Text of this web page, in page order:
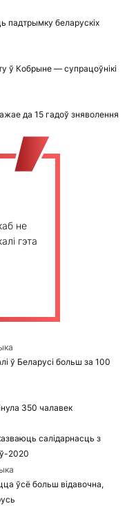
падтрымку беларускіх
ў Кобрыне — супрацоўнікі
да 15 гадоў зняволення
не
гэта
ў Беларусі больш за 100
350 чалавек
салідарнасць з
2020
ўсё больш відавочна,